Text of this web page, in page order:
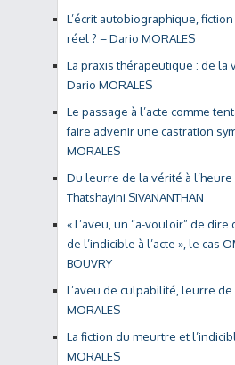
L’écrit autobiographique,
réel ? – Dario MORALES
La praxis thérapeutique : de la
Dario MORALES
Le passage à l’acte comme
faire advenir une castration
MORALES
Du leurre de la vérité à
Thatshayini SIVANANTHAN
« L’aveu, un “a-vouloir” de dire
de l’indicible à l’acte », le cas
BOUVRY
L’aveu de culpabilité, leurre
MORALES
La fiction du meurtre et
MORALES